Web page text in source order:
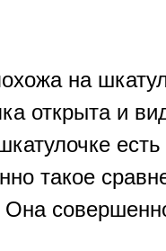
на
открыта и
такое